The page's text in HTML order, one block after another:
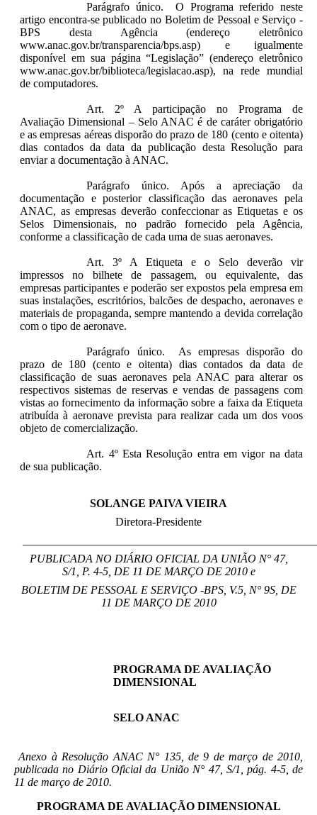
Parágrafo único. O Programa referido neste
artigo encontra-se publicado no Boletim de Pessoal e Serviço -
BPS desta Agência (endereço eletrônico
www.anac.gov.br/transparencia/bps.asp) e igualmente
disponível em sua página “Legislação” (endereço eletrônico
www.anac.gov.br/biblioteca/legislacao.asp), na rede mundial
de computadores.
Art. 2º A participação no Programa de
Avaliação Dimensional – Selo ANAC é de caráter obrigatório
e as empresas aéreas disporão do prazo de 180 (cento e oitenta)
dias contados da data da publicação desta Resolução para
enviar a documentação à ANAC.
Parágrafo único. Após a apreciação da
documentação e posterior classificação das aeronaves pela
ANAC, as empresas deverão confeccionar as Etiquetas e os
Selos Dimensionais, no padrão fornecido pela Agência,
conforme a classificação de cada uma de suas aeronaves.
Art. 3º A Etiqueta e o Selo deverão vir
impressos no bilhete de passagem, ou equivalente, das
empresas participantes e poderão ser expostos pela empresa em
suas instalações, escritórios, balcões de despacho, aeronaves e
materiais de propaganda, sempre mantendo a devida correlação
com o tipo de aeronave.
Parágrafo único. As empresas disporão do
prazo de 180 (cento e oitenta) dias contados da data de
classificação de suas aeronaves pela ANAC para alterar os
respectivos sistemas de reservas e vendas de passagens com
vistas ao fornecimento da informação sobre a faixa da Etiqueta
atribuída à aeronave prevista para realizar cada um dos voos
objeto de comercialização.
Art. 4º Esta Resolução entra em vigor na data
de sua publicação.
SOLANGE PAIVA VIEIRA
Diretora-Presidente
PUBLICADA NO DIÁRIO OFICIAL DA UNIÃO N° 47,
S/1, P. 4-5, DE 11 DE MARÇO DE 2010 e
BOLETIM DE PESSOAL E SERVIÇO -BPS, V.5, N° 9S, DE
11 DE MARÇO DE 2010
PROGRAMA DE AVALIAÇÃO
DIMENSIONAL
SELO ANAC
Anexo à Resolução ANAC N° 135, de 9 de março de 2010,
publicada no Diário Oficial da União N° 47, S/1, pág. 4-5, de
11 de março de 2010.
PROGRAMA DE AVALIAÇÃO DIMENSIONAL